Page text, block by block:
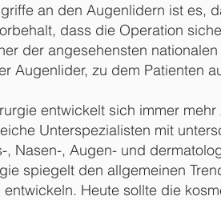
an den Augenlidern ist es,
dass die Operation
der angesehensten
Augenlider, zu dem Patienten
entwickelt sich immer
Unterspezialisten mit
, Nasen-, Augen- und
spiegelt den allgemeinen
Heute sollte die